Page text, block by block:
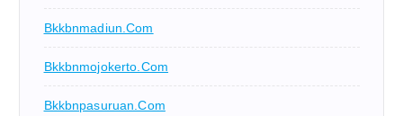
Bkkbnmadiun.com
Bkkbnmojokerto.com
Bkkbnpasuruan.com